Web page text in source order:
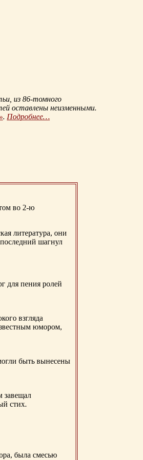
из 86-томного
оставлены неизменными.
. Подробнее…
во 2-ю
литература, они
шагнул
для пения ролей
взгляда
юмором,
быть вынесены
завещал
стих.
была смесью